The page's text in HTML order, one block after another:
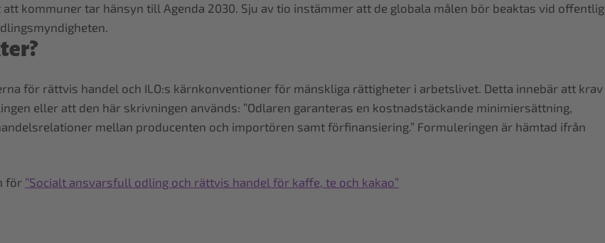
kommuner tar hänsyn till Agenda 2030. Sju av tio instämmer att de globala målen bör beaktas vid offentlig
för rättvis handel och ILO:s kärnkonventioner för mänskliga rättigheter i arbetslivet. Detta innebär att krav
eller att den här skrivningen används: ”Odlaren garanteras en kostnadstäckande minimiersättning,
mellan producenten och importören samt förfinansiering.” Formuleringen är hämtad ifrån
för ”Socialt ansvarsfull odling och rättvis handel för kaffe, te och kakao”